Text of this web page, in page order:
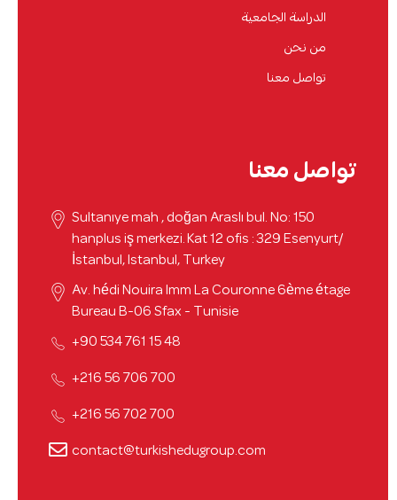
الدراسة الجامعية
من نحن
تواصل معنا
تواصل معنا
Sultanıye mah , doğan Araslı bul. No: 150
hanplus iş merkezi. Kat 12 ofis : 329 Esenyurt/
İstanbul, Istanbul, Turkey
Av. hédi Nouira Imm La Couronne 6ème étage
Bureau B-06 Sfax - Tunisie
48 15 761 534 90+
700 706 56 216+
700 702 56 216+
contact@turkishedugroup.com